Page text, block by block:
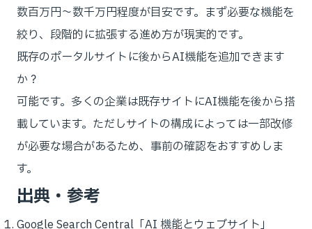
数百万円〜数千万円程度が目安です。まず必要な機能を
絞り、段階的に拡張する進め方が現実的です。
既存のポータルサイトに後からAI機能を追加できます
か？
可能です。多くの企業は既存サイトにAI機能を後から搭
載しています。ただしサイトの構成によっては一部改修
が必要な場合があるため、事前の確認をおすすめしま
す。
出典・参考
Google Search Central「AI 機能とウェブサイト」